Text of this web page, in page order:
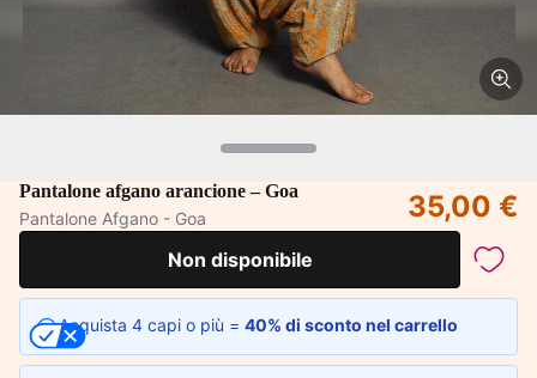
Pantalone afgano arancione – Goa
Pantalone Afgano - Goa
35,00 €
Non disponibile
Acquista 4 capi o più = 40% di sconto nel carrello